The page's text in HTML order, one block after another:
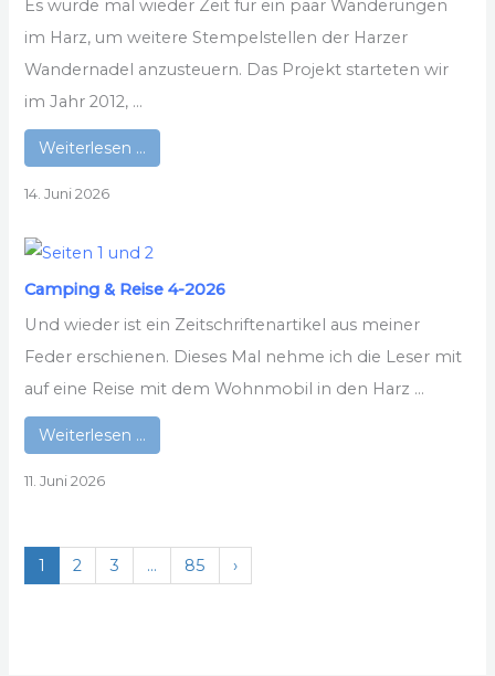
Es wurde mal wieder Zeit für ein paar Wanderungen
im Harz, um weitere Stempelstellen der Harzer
Wandernadel anzusteuern. Das Projekt starteten wir
im Jahr 2012, ...
Weiterlesen …
14. Juni 2026
Camping & Reise 4-2026
Und wieder ist ein Zeitschriftenartikel aus meiner
Feder erschienen. Dieses Mal nehme ich die Leser mit
auf eine Reise mit dem Wohnmobil in den Harz ...
Weiterlesen …
11. Juni 2026
1 2 3 … 85 ›